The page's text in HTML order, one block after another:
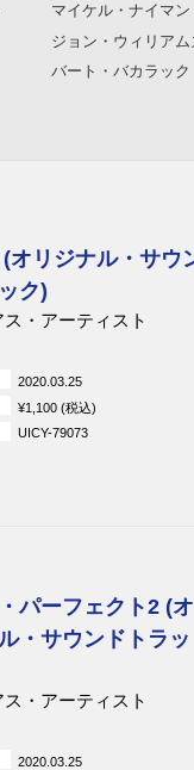
マイケル・ナイマン
ジョン・ウィリアム
バート・バカラック
(オリジナル・サウ
ク)
・アーティスト
2020.03.25
¥1,100 (税込)
UICY-79073
パーフェクト2 (オ
・サウンドトラッ
・アーティスト
2020.03.25